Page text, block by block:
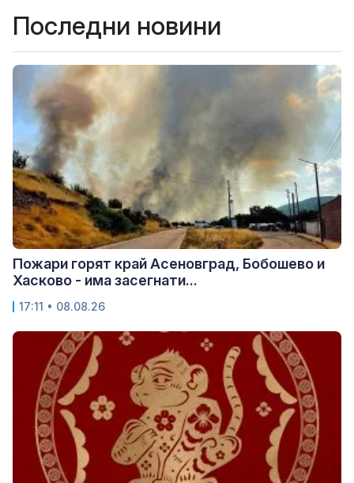
Последни новини
Пожари горят край Асеновград, Бобошево и
Хасково - има засегнати...
17:11 • 08.08.26